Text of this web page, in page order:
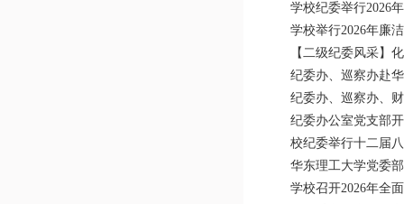
学校纪委举行2026
学校举行2026年廉
【二级纪委风采】
纪委办、巡察办赴
纪委办、巡察办、
纪委办公室党支部
校纪委举行十二届
华东理工大学党委
学校召开2026年全